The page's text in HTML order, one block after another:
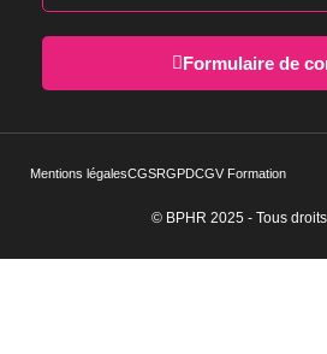
Formulaire de
© BPHR 2025 - Tous
Mentions légalesCGSRGPDCGV Formation